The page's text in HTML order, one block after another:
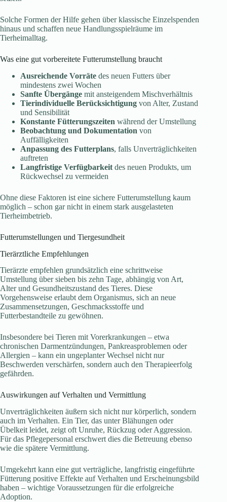
Solche Formen der Hilfe gehen über klassische Einzelspenden
hinaus und schaffen neue Handlungsspielräume im
Tierheimalltag.
Was eine gut vorbereitete Futterumstellung braucht
Ausreichende Vorräte des neuen Futters über
mindestens zwei Wochen
Sanfte Übergänge mit ansteigendem Mischverhältnis
Tierindividuelle Berücksichtigung von Alter, Zustand
und Sensibilität
Konstante Fütterungszeiten während der Umstellung
Beobachtung und Dokumentation von
Auffälligkeiten
Anpassung des Futterplans, falls Unverträglichkeiten
auftreten
Langfristige Verfügbarkeit des neuen Produkts, um
Rückwechsel zu vermeiden
Ohne diese Faktoren ist eine sichere Futterumstellung kaum
möglich – schon gar nicht in einem stark ausgelasteten
Tierheimbetrieb.
Futterumstellungen und Tiergesundheit
Tierärztliche Empfehlungen
Tierärzte empfehlen grundsätzlich eine schrittweise
Umstellung über sieben bis zehn Tage, abhängig von Art,
Alter und Gesundheitszustand des Tieres. Diese
Vorgehensweise erlaubt dem Organismus, sich an neue
Zusammensetzungen, Geschmacksstoffe und
Futterbestandteile zu gewöhnen.
Insbesondere bei Tieren mit Vorerkrankungen – etwa
chronischen Darmentzündungen, Pankreasproblemen oder
Allergien – kann ein ungeplanter Wechsel nicht nur
Beschwerden verschärfen, sondern auch den Therapieerfolg
gefährden.
Auswirkungen auf Verhalten und Vermittlung
Unverträglichkeiten äußern sich nicht nur körperlich, sondern
auch im Verhalten. Ein Tier, das unter Blähungen oder
Übelkeit leidet, zeigt oft Unruhe, Rückzug oder Aggression.
Für das Pflegepersonal erschwert dies die Betreuung ebenso
wie die spätere Vermittlung.
Umgekehrt kann eine gut verträgliche, langfristig eingeführte
Fütterung positive Effekte auf Verhalten und Erscheinungsbild
haben – wichtige Voraussetzungen für die erfolgreiche
Adoption.